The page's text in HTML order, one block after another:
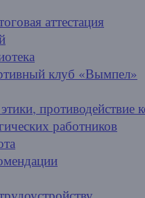
аттестация
клуб «Вымпел»
противодействие
работников